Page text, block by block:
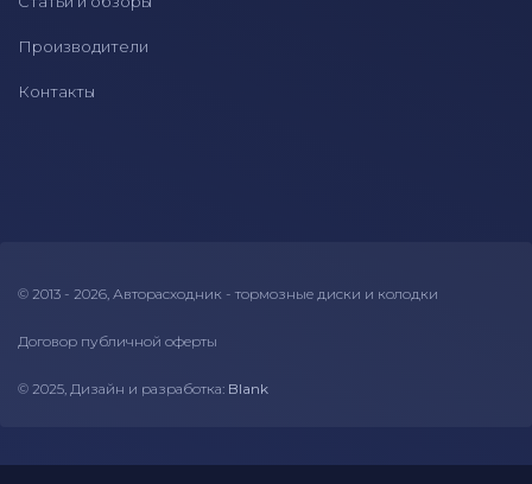
Производители
Контакты
© 2013 - 2026, Авторасходник - тормозные диски и колодки
Договор публичной оферты
© 2025, Дизайн и разработка: Blank